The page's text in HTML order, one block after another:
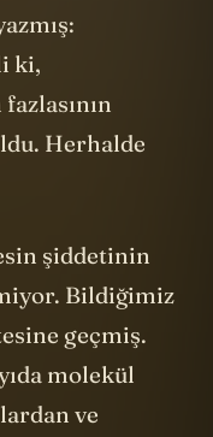
ki,
Herhalde
şiddetinin
Bildiğimiz
geçmiş.
molekül
ve